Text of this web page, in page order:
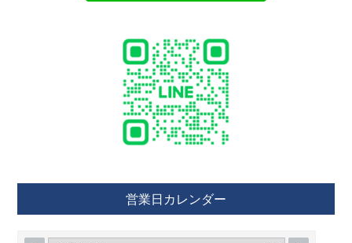
営業日カレンダー